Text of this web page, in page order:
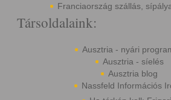
Franciaország szállás,
Társoldalaink:
Ausztria - nyári
Ausztria - síelés
Ausztria blog
Nassfeld Információs